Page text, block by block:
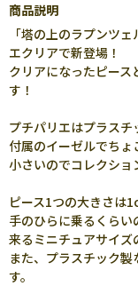
商品説明
「塔の上のラプンツ
エクリアで新登場！
クリアになったピー
す！
プチパリエはプラスチ
付属のイーゼルでちょ
小さいのでコレクショ
ピース1つの大きさは
手のひらに乗るくら
来るミニチュアサイズ
また、プラスチック
す。